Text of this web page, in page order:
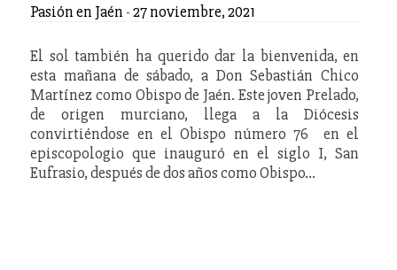
Pasión en Jaén -27 noviembre, 2021
El sol también ha querido dar la bienvenida, en
esta mañana de sábado, a Don Sebastián Chico
Martínez como Obispo de Jaén. Este joven Prelado,
de origen murciano, llega a la Diócesis
convirtiéndose en el Obispo número 76 en el
episcopologio que inauguró en el siglo I, San
Eufrasio, después de dos años como Obispo…